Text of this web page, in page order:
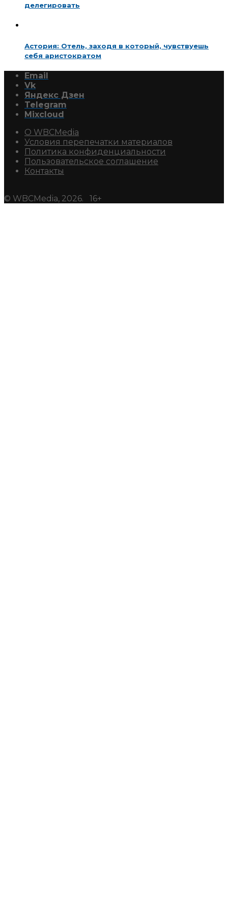
делегировать
Астория: Отель, заходя в который, чувствуешь
себя аристократом
Email
Vk
Яндекс Дзен
Telegram
Mixcloud
О WBCMedia
Условия перепечатки материалов
Политика конфиденциальности
Пользовательское соглашение
Контакты
© WBCMedia, 2026. 16+